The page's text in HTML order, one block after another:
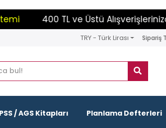
400 TL ve Üstü Alışverişlerinizde
TRY - Türk Lirası Sipariş
/ AGS Kitapları Planlama Defterleri